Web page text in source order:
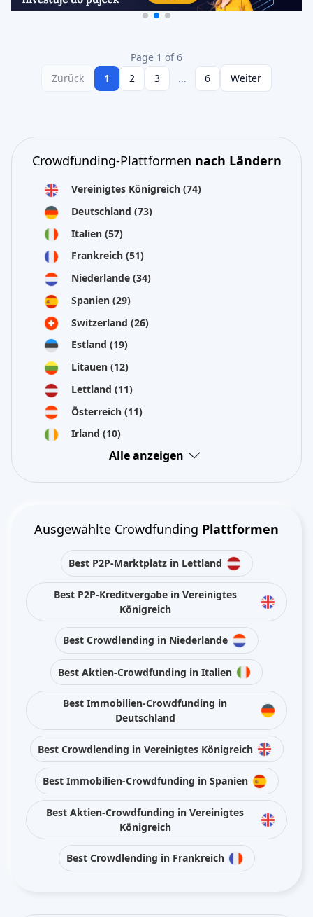
Page 1 of 6
Zurück
1 2 3 ... 6 Weiter
Crowdfunding-Plattformen nach Ländern
Vereinigtes Königreich (74)
Deutschland (73)
Italien (57)
Frankreich (51)
Niederlande (34)
Spanien (29)
Switzerland (26)
Estland (19)
Litauen (12)
Lettland (11)
Österreich (11)
Irland (10)
Alle anzeigen
Ausgewählte Crowdfunding Plattformen
Best P2P-Marktplatz in Lettland
Best P2P-Kreditvergabe in Vereinigtes
Königreich
Best Crowdlending in Niederlande
Best Aktien-Crowdfunding in Italien
Best Immobilien-Crowdfunding in
Deutschland
Best Crowdlending in Vereinigtes Königreich
Best Immobilien-Crowdfunding in Spanien
Best Aktien-Crowdfunding in Vereinigtes
Königreich
Best Crowdlending in Frankreich